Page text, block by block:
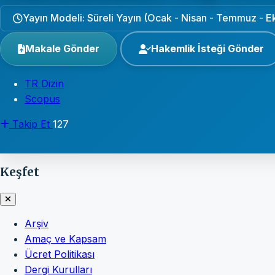
Yayın Modeli: Süreli Yayın (Ocak - Nisan - Temmuz -
Makale Gönder Hakemlik İsteği Gönder
TR Dizin
Scopus
Takip Et 127
Keşfet
Arşiv
Amaç ve Kapsam
Ücret Politikası
Dergi Kurulları